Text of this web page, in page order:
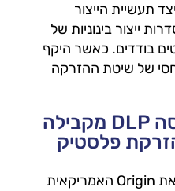
תעשיית הייצור
ייצור בינוניות של
בודדים. כאשר היקף
של שיטת ההזרקה
טכנולוגיית ההדפסה DLP מקבילה
פלסטיק
חברת Stratasys רכשה את Origin האמריקאית